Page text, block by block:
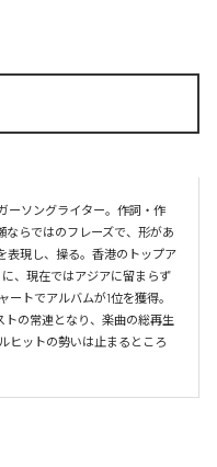
ーソングライター。作詞・作
ならではのフレーズで、形があ
表現し、操る。香港のトップア
、現在ではアジアに留まらず
トでアルバムが1位を獲得。
の常連となり、楽曲の総再生
ヒットの勢いは止まるところ